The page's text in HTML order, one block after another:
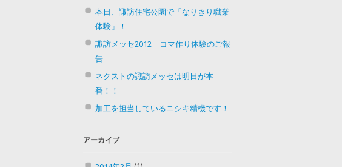
本日、諏訪住宅公園で「なりきり職業
体験」！
諏訪メッセ2012 コマ作り体験のご報
告
ネクストの諏訪メッセは明日が本
番！！
加工を担当しているニシキ精機です！
アーカイブ